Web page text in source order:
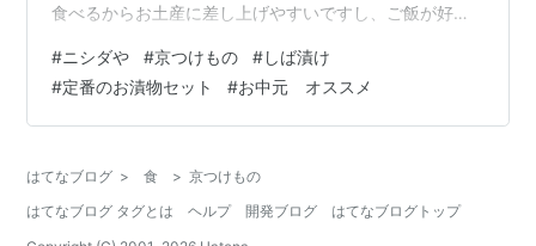
食べるからお土産に差し上げやすいですし、ご飯が好き
ちろんですが、サラダに、料理に、お茶受け、お酒の肴
に、家に常備しておくと重宝します 写真は「定番お漬物
セットF」 京都人が選ぶ手土産ランキングで３位獲得 ニ
門さんが 京都大原名物のナスのしば漬けをヒントにして
きゅうり主体のおらがむら漬け…
#ニシダや #京つけもの #しば漬け
#定番のお漬物セット #お中元 オススメ
はてなブログ > 食 > 京つけもの
はてなブログ タグとは
ヘルプ 開発ブログ
はてなブログトップ